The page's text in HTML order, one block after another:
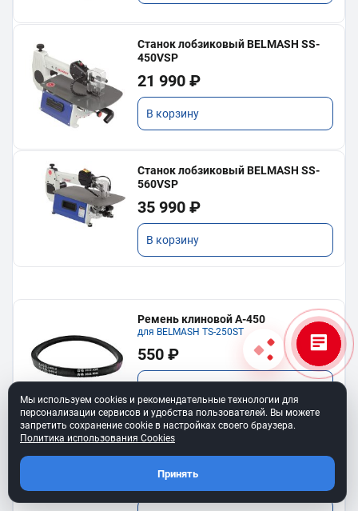
Станок лобзиковый BELMASH SS-
450VSP
21 990 ₽
В корзину
Станок лобзиковый BELMASH SS-
560VSP
35 990 ₽
В корзину
Ремень клиновой A-450
для BELMASH TS-250SТ
550 ₽
Ремень 6PJ610 для BELMASH BJM-
750/150T
750 ₽
Мы используем cookies и рекомендательные технологии для
персонализации сервисов и удобства пользователей. Вы можете
запретить сохранение cookie в настройках своего браузера.
Политика использования Cookies
Принять